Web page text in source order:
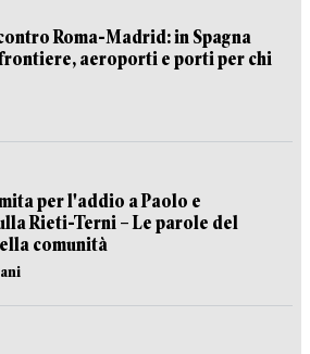
Roma-Madrid: in Spagna
aeroporti e porti per chi
per l'addio a Paolo e
Rieti-Terni – Le parole del
comunità